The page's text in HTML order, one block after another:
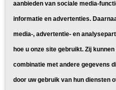
aanbieden van sociale media-
informatie en advertenties.
media-, advertentie- en
hoe u onze site gebruikt. Zij
combinatie met andere gegevens
door uw gebruik van hun diensten